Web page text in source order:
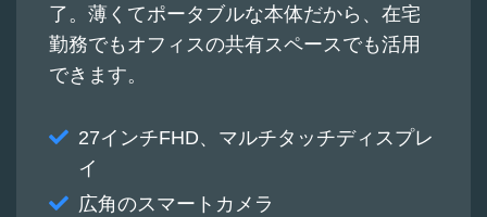
了。薄くてポータブルな本体だから、在宅
勤務でもオフィスの共有スペースでも活用
できます。
27インチFHD、マルチタッチディスプレ
イ
広角のスマートカメラ